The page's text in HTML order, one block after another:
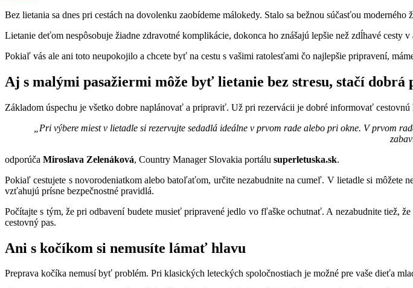
Bez lietania sa dnes pri cestách na dovolenku zaobídeme málokedy. Stalo sa bežnou súčasťou
Lietanie deťom nespôsobuje žiadne zdravotné komplikácie, dokonca ho znášajú lepšie než zdĺhavé
Pokiaľ vás ale ani toto neupokojilo a chcete byť na cestu s vašimi ratolesťami čo najlepšie pripravení,
Aj s malými pasažiermi môže byť lietanie bez stresu, stačí dobrá
Základom úspechu je všetko dobre naplánovať a pripraviť. Už pri rezervácii je dobré informovať cestovnú
„Pri výbere miest v lietadle si rezervujte sedadlá ideálne v prvom rade alebo pri okne. V prvom
odporúča Miroslava Zelenáková, Country Manager Slovakia portálu superletuska.sk.
Pokiaľ cestujete s novorodeniatkom alebo batoľaťom, určite nezabudnite na cumeľ. V lietadle si môžete
vzťahujú prísne bezpečnostné pravidlá.
Počítajte s tým, že pri odbavení budete musieť pripravené jedlo vo fľaške ochutnať. A nezabudnite tiež,
cestovný pas.
Ani s kočíkom si nemusíte lámať hlavu
Preprava kočíka nemusí byť problém. Pri klasických leteckých spoločnostiach je možné pre vaše dieťa